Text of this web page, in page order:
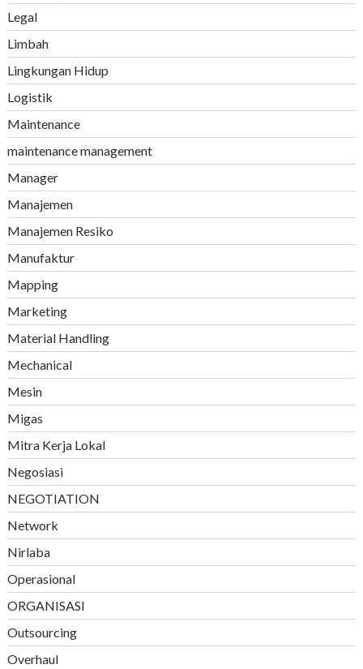
Legal
Limbah
Lingkungan Hidup
Logistik
Maintenance
maintenance management
Manager
Manajemen
Manajemen Resiko
Manufaktur
Mapping
Marketing
Material Handling
Mechanical
Mesin
Migas
Mitra Kerja Lokal
Negosiasi
NEGOTIATION
Network
Nirlaba
Operasional
ORGANISASI
Outsourcing
Overhaul